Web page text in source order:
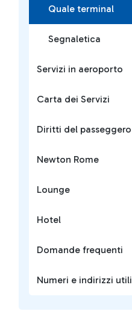
Quale terminal
Segnaletica
Servizi in aeroporto
Carta dei Servizi
Diritti del passeggero
Newton Rome
Lounge
Hotel
Domande frequenti
Numeri e indirizzi utili